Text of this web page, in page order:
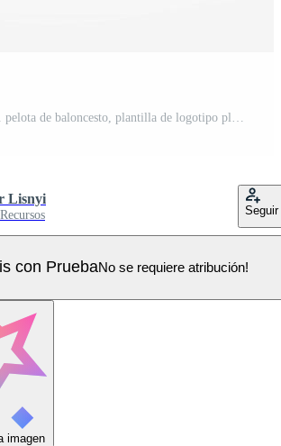
Lisnyi
Seguir
con PruebaNo se requiere atribución!
imagen